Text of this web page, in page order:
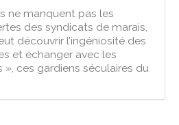
ne manquent pas les
des syndicats de marais,
découvrir l’ingéniosité des
et échanger avec les
», ces gardiens séculaires du